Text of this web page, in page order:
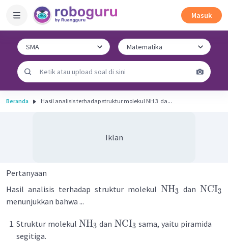
Masuk
Beranda Hasil analisis terhadap struktur molekul NH 3 ​ da...
Iklan
Pertanyaan
Hasil analisis terhadap struktur molekul NH3 dan NCI3
menunjukkan bahwa ...
Struktur molekulNH3 dan NCI3 sama, yaitu piramida
segitiga.